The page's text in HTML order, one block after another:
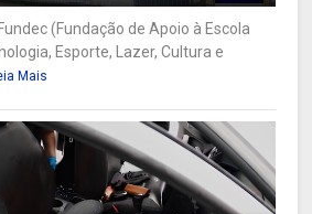
(Fundação de Apoio à Escola
Esporte, Lazer, Cultura e
Mais